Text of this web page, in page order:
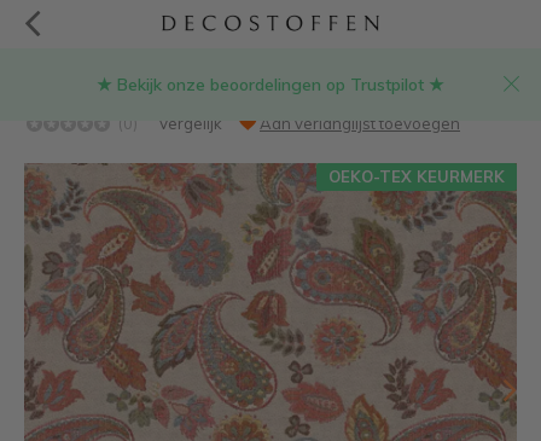
★ Bekijk onze beoordelingen op Trustpilot ★
Paisley gobelin
(0) Vergelijk Aan verlanglijst toevoegen
OEKO-TEX KEURMERK